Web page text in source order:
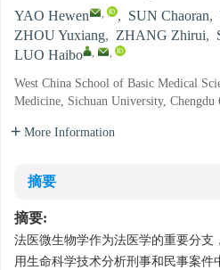
YAO Hewen , , SUN Chaoran,
ZHOU Yuxiang, ZHANG Zhirui,
LUO Haibo
, ,
West China School of Basic Medical
Medicine, Sichuan University, Chengdu
More Information
摘要
摘要:
法医微生物学作为法医学的重要分支
用生命科学技术分析刑事和民事案件